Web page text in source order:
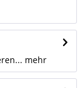
mehr